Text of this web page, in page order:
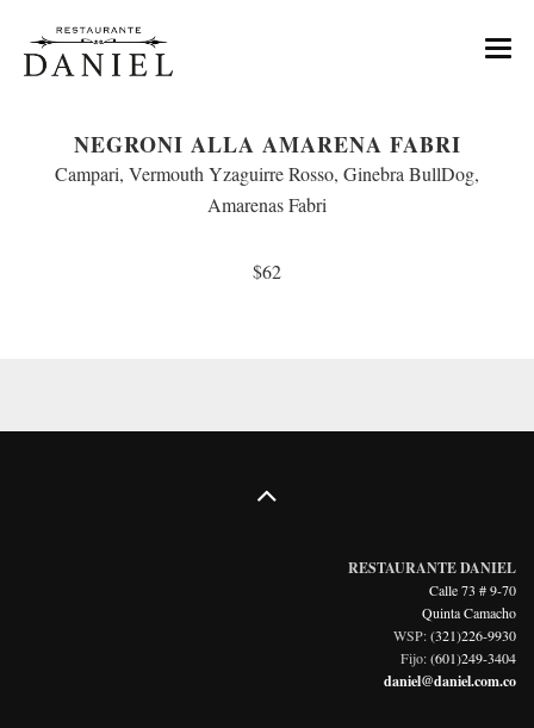
NOSOTROS
NEGRONI ALLA AMARENA FABRI
Campari, Vermouth Yzaguirre Rosso, Ginebra BullDog,
Amarenas Fabri
$62
RESTAURANTE DANIEL
Calle 73 # 9-70
Quinta Camacho
WSP:(321)226-9930
Fijo:(601)249-3404
daniel@daniel.com.co